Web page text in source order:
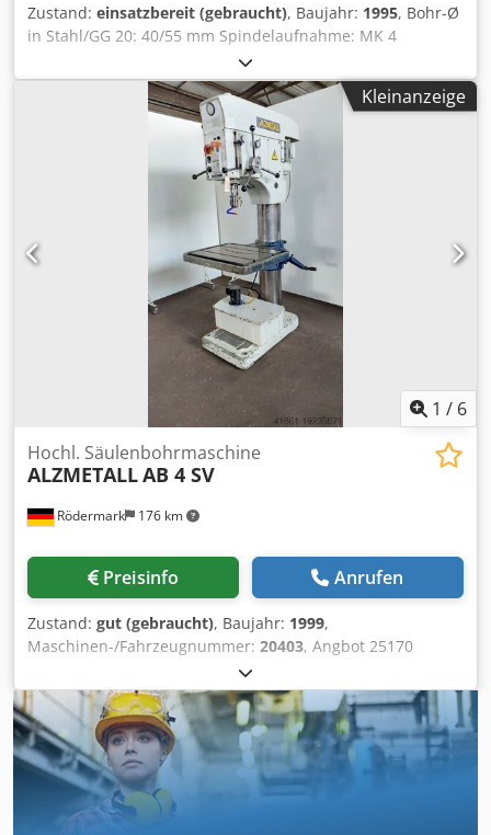
Zustand: einsatzbereit (gebraucht), Baujahr: 1995, Bohr-Ø
in Stahl/GG 20: 40/55 mm Spindelaufnahme: MK 4
Ausladung: 345 mm Tischgröße: 450 x 600 mm gr. Abstand
zw. Tisch u. Bohrpinole: 785 mm Pinolenhub: 180 mm
Dodpfezh H D Nox Ak Djck Spindeldrehzahlen in 4
Gruppen durch polumschaltb. Motor u. Schaltgetriebe
sowie stufenlos regelbar: 160 - 1540 Upm 4 automatische
Vorschübe: 0,09; 0,12; 0,18 u. 0,22 mm/U Antriebsmotor:
380 V, 2,6/3,2 kW Gewicht: 640 kg Platzbedarf: 700 x 1150 x
Kleinanzeige
1 / 6
Rödermark 176 km
Hochl. Säulenbohrmaschine
ALZMETALLAB 4 SV
Preisinfo Anrufen
Zustand: gut (gebraucht), Baujahr: 1999,
Maschinen-/Fahrzeugnummer: 20403, Angbot 25170
Technische Daten: - Bohrleistung in Stahl ST 60 40 mm -
Bohrvermögen in Stahl ST 60 50 mm -
Bohrspindelaufnahme MK 4 - Bohrspindelhub 180 mm -
Bohrspindeldrehzahlen stufenlos regulierbar mit
Vorgelege - Stufe 1 60 - 210 U/min - Stufe 2 210 - 765 U/min
- Stufe 3 120 - 420 U/min - Stufe 4 420 - 1530 U/min -
Ausladung 330 mm - 3 Vorschübe 0,1 - 0,2 - 0,3 U/min -